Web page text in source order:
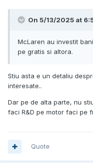
On 5/13/2025 at
McLaren au investit
pe gratis si altora.
Stiu asta e un detaliu
interesate..
Dar pe de alta parte, nu
faci R&D pe motor faci pe
Quote